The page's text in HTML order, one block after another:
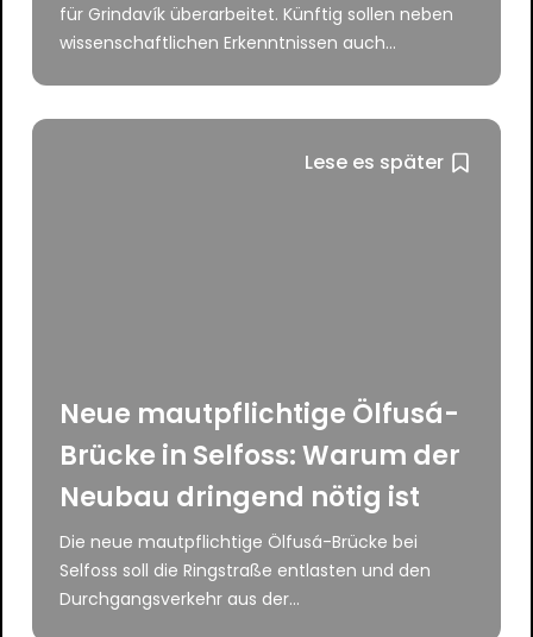
für Grindavík überarbeitet. Künftig sollen neben
wissenschaftlichen Erkenntnissen auch...
Lese es später
Neue mautpflichtige Ölfusá-
Brücke in Selfoss: Warum der
Neubau dringend nötig ist
Die neue mautpflichtige Ölfusá-Brücke bei
Selfoss soll die Ringstraße entlasten und den
Durchgangsverkehr aus der...